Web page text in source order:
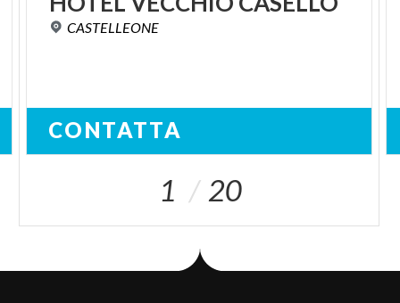
CASTELLEONE
CONTATTA
1 20